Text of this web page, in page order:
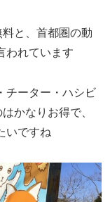
と、首都圏の動
われています
チーター・ハシビ
かなりお得で、
いですね